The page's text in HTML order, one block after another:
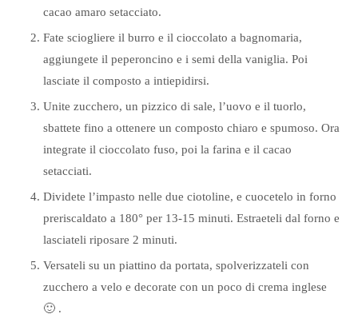
cacao amaro setacciato.
Fate sciogliere il burro e il cioccolato a bagnomaria,
aggiungete il peperoncino e i semi della vaniglia. Poi
lasciate il composto a intiepidirsi.
Unite zucchero, un pizzico di sale, l’uovo e il tuorlo,
sbattete fino a ottenere un composto chiaro e spumoso. Ora
integrate il cioccolato fuso, poi la farina e il cacao
setacciati.
Dividete l’impasto nelle due ciotoline, e cuocetelo in forno
preriscaldato a 180° per 13-15 minuti. Estraeteli dal forno e
lasciateli riposare 2 minuti.
Versateli su un piattino da portata, spolverizzateli con
zucchero a velo e decorate con un poco di crema inglese
🙂 .